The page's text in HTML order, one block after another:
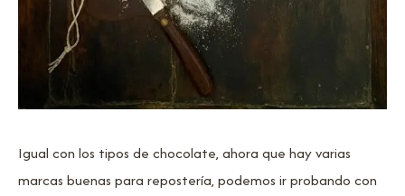
Igual con los tipos de chocolate, ahora que hay varias
marcas buenas para repostería, podemos ir probando con